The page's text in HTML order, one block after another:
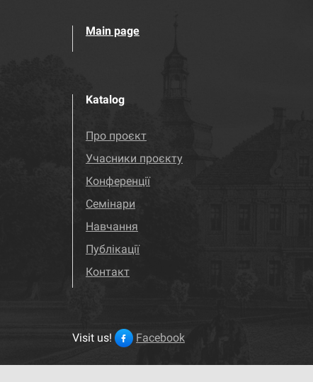
Main page
Katalog
Про проєкт
Учасники проєкту
Конференції
Семінари
Навчання
Публікації
Контакт
Visit us! Facebook